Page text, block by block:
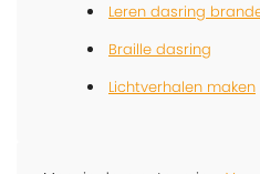
Leren dasring
Braille dasring
Lichtverhalen maken